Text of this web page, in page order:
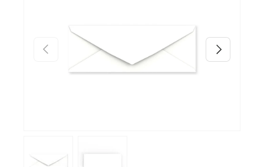
Vorherige Nächste